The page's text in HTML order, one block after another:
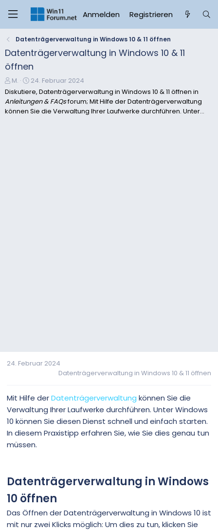
Anmelden Registrieren
Datenträgerverwaltung in Windows 10 & 11 öffnen
Datenträgerverwaltung in Windows 10 & 11
öffnen
E
r
s
t
M.
E
r
s
t
24. Februar 2024
Diskutiere, Datenträgerverwaltung in Windows 10 & 11 öffnen in
Anleitungen & FAQsforum; Mit Hilfe der Datenträgerverwaltung
können Sie die Verwaltung Ihrer Laufwerke durchführen. Unter...
24. Februar 2024
Datenträgerverwaltung in Windows 10 & 11 öffnen
Mit Hilfe derDatenträgerverwaltung können Sie die
Verwaltung Ihrer Laufwerke durchführen. Unter Windows
10 können Sie diesen Dienst schnell und einfach starten.
In diesem Praxistipp erfahren Sie, wie Sie dies genau tun
müssen.
Datenträgerverwaltung in Windows
10 öffnen
Das Öffnen der Datenträgerverwaltung in Windows 10 ist
mit nur zwei Klicks möglich: Um dies zu tun, klicken Sie